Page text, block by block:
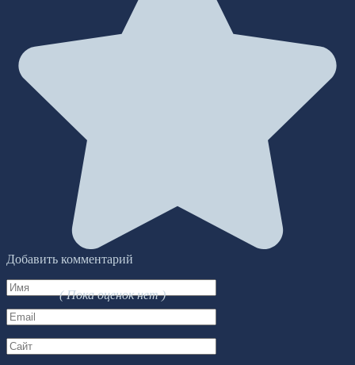
( Пока оценок нет )
Добавить комментарий
Имя
*
Email
*
Сайт